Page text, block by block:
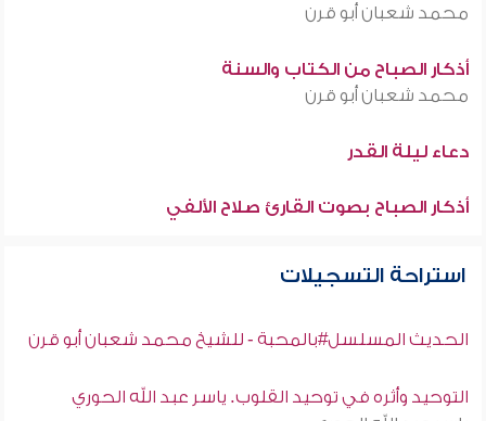
محمد شعبان أبو قرن
أذكار الصباح من الكتاب والسنة
محمد شعبان أبو قرن
دعاء ليلة القدر
أذكار الصباح بصوت القارئ صلاح الألفي
استراحة التسجيلات
الحديث المسلسل#بالمحبة - للشيخ محمد شعبان أبو قرن
التوحيد وأثره في توحيد القلوب. ياسر عبد الله الحوري